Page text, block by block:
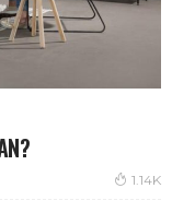
1.14K